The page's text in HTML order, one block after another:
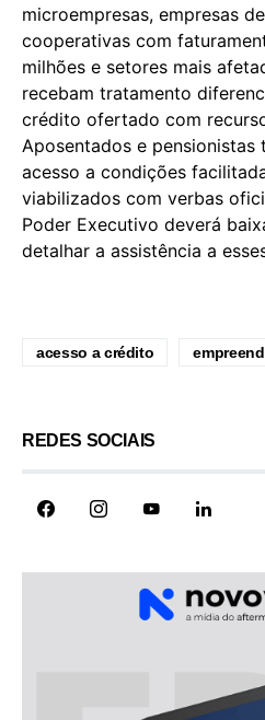
microempresas, empresas
cooperativas com
milhões e setores mais
recebam tratamento
crédito ofertado com
Aposentados e
acesso a condições
viabilizados com verbas
Poder Executivo deverá
detalhar a assistência a
acesso a crédito
REDES SOCIAIS